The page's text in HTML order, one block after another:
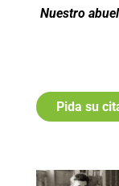
Nuestro
Pida su